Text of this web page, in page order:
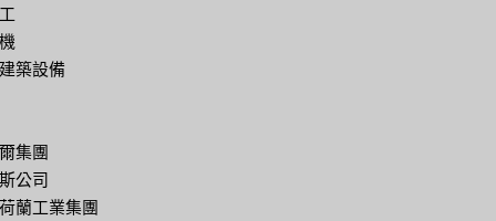
築設備
集團
公司
蘭工業集團